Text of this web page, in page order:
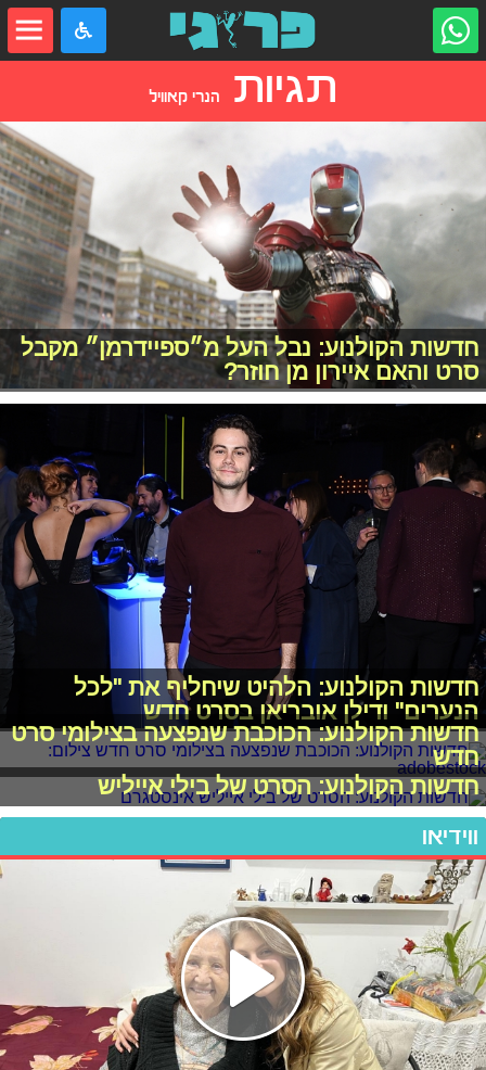
תגיות הנרי קאוויל
חדשות הקולנוע: נבל העל מ״ספיידרמן״ מקבל
סרט והאם איירון מן חוזר?
חדשות הקולנוע: הלהיט שיחליף את "לכל
הנערים" ודילן אובריאן בסרט חדש
חדשות הקולנוע: הכוכבת שנפצעה בצילומי סרט
חדש
חדשות הקולנוע: הסרט של בילי אייליש
ווידיאו